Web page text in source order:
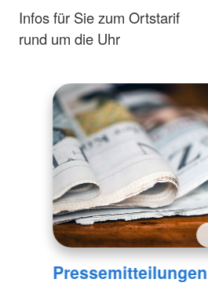
Infos für Sie zum Ortstarif
rund um die Uhr
Pressemitteilungen